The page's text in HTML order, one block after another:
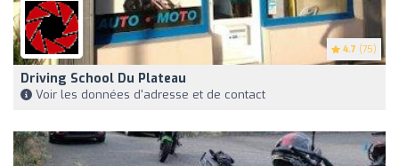
4.7 (75)
Driving School Du Plateau
Voir les données d'adresse et de contact